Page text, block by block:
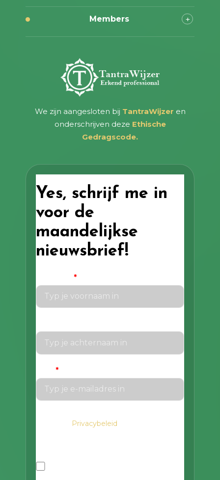
Members
We zijn aangesloten bij TantraWijzer en
onderschrijven deze Ethische
Gedragscode.
Yes, schrijf me in
voor de
maandelijkse
nieuwsbrief!
*
*
Privacybeleid
Ik ga akkoord met het privacybeleid